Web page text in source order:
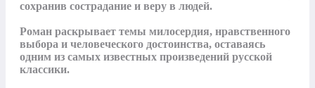
сохранив сострадание и веру в людей.
Роман раскрывает темы милосердия, нравственного
выбора и человеческого достоинства, оставаясь
одним из самых известных произведений русской
классики.